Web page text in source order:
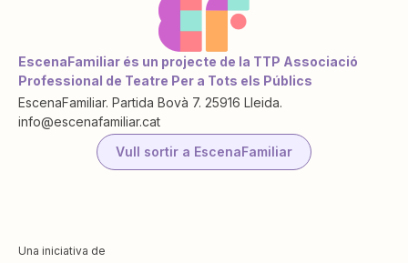
EscenaFamiliar és un projecte de la TTP Associació
Professional de Teatre Per a Tots els Públics
EscenaFamiliar. Partida Bovà 7. 25916 Lleida.
info@escenafamiliar.cat
Vull sortir a EscenaFamiliar
Una iniciativa de